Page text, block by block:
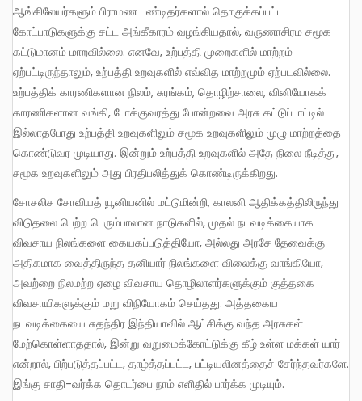
ஆங்கிலேயர்களும் பிராமண பண்டிதர்களால் தொகுக்கப்பட்ட
கோட்பாடுகளுக்கு சட்ட அங்கீகாரம் வழங்கியதால், வருணாசிரம சமூக
கட்டுமானம் மாறவில்லை. எனவே, உற்பத்தி முறைகளில் மாற்றம்
ஏற்பட்டிருந்தாலும், உற்பத்தி உறவுகளில் எவ்வித மாற்றமும் ஏற்படவில்லை.
உற்பத்திக் காரணிகளான நிலம், சுரங்கம், தொழிற்சாலை, வினியோகக்
காரணிகளான வங்கி, போக்குவரத்து போன்றவை அரசு கட்டுப்பாட்டில்
இல்லாதபோது உற்பத்தி உறவுகளிலும் சமூக உறவுகளிலும் முழு மாற்றத்தை
கொண்டுவர முடியாது. இன்றும் உற்பத்தி உறவுகளில் அதே நிலை நீடித்து,
சமூக உறவுகளிலும் அது பிரதிபலித்துக் கொண்டிருக்கிறது.
சோசலிச சோவியத் யூனியனில் மட்டுமின்றி, காலனி ஆதிக்கத்திலிருந்து
விடுதலை பெற்ற பெரும்பாலான நாடுகளில், முதல் நடவடிக்கையாக
விவசாய நிலங்களை கையகப்படுத்தியோ, அல்லது அரசே தேவைக்கு
அதிகமாக வைத்திருந்த தனியார் நிலங்களை விலைக்கு வாங்கியோ,
அவற்றை நிலமற்ற ஏழை விவசாய தொழிலாளர்களுக்கும் குத்தகை
விவசாயிகளுக்கும் மறு விநியோகம் செய்தது. அத்தகைய
நடவடிக்கையை சுதந்திர இந்தியாவில் ஆட்சிக்கு வந்த அரசுகள்
மேற்கொள்ளாததால், இன்று வறுமைக்கோட்டுக்கு கீழ் உள்ள மக்கள் யார்
என்றால், பிற்படுத்தப்பட்ட, தாழ்த்தப்பட்ட, பட்டியலினத்தைச் சேர்ந்தவர்களே.
இங்கு சாதி-வர்க்க தொடர்பை நாம் எளிதில் பார்க்க முடியும்.